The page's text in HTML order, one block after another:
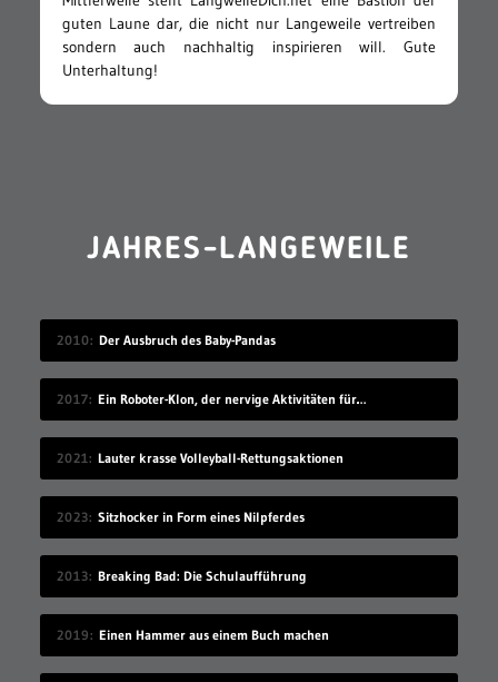
guten Laune dar, die nicht nur Langeweile vertreiben
sondern auch nachhaltig inspirieren will. Gute
Unterhaltung!
JAHRES-LANGEWEILE
2010 Der Ausbruch des Baby-Pandas
2017 Ein Roboter-Klon, der nervige Aktivitäten für dich übernimmt
2021 Lauter krasse Volleyball-Rettungsaktionen
2023 Sitzhocker in Form eines Nilpferdes
2013 Breaking Bad: Die Schulaufführung
2019 Einen Hammer aus einem Buch machen